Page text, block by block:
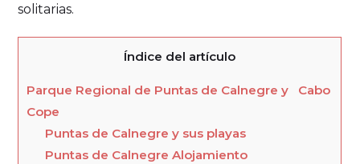
solitarias.
Índice del artículo
Parque Regional de Puntas de Calnegre y Cabo
Cope
Puntas de Calnegre y sus playas
Puntas de Calnegre Alojamiento